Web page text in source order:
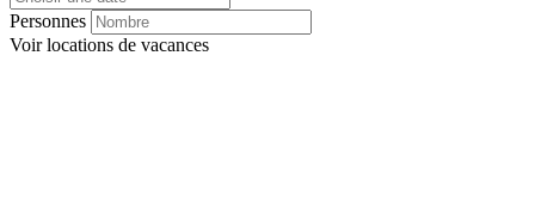
Personnes
Voirlocations de vacances